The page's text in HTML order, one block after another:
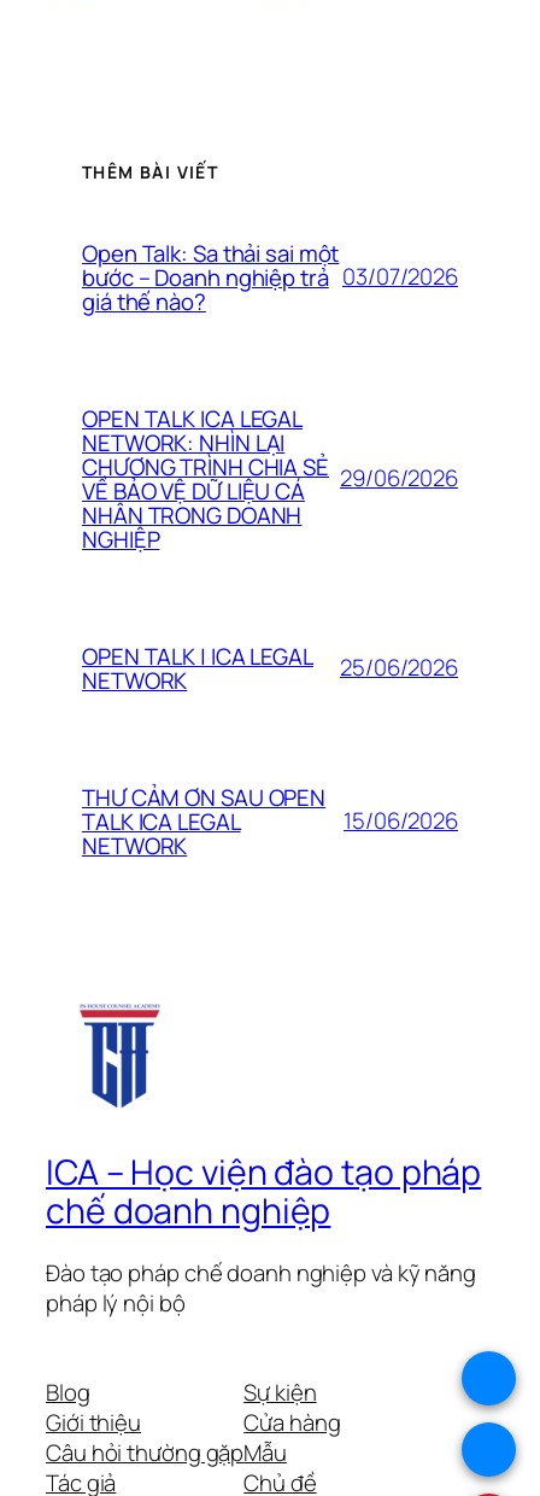
THÊM BÀI VIẾT
Open Talk: Sa thải sai một
bước – Doanh nghiệp trả
giá thế nào?
03/07/2026
OPEN TALK ICA LEGAL
NETWORK: NHÌN LẠI
CHƯƠNG TRÌNH CHIA SẺ
VỀ BẢO VỆ DỮ LIỆU CÁ
NHÂN TRONG DOANH
NGHIỆP
29/06/2026
OPEN TALK | ICA LEGAL
NETWORK 25/06/2026
THƯ CẢM ƠN SAU OPEN
TALK ICA LEGAL
NETWORK
15/06/2026
ICA – Học viện đào tạo pháp
chế doanh nghiệp
Đào tạo pháp chế doanh nghiệp và kỹ năng
pháp lý nội bộ
Blog
Giới thiệu
Câu hỏi thường gặp
Tác giả
Sự kiện
Cửa hàng
Mẫu
Chủ đề